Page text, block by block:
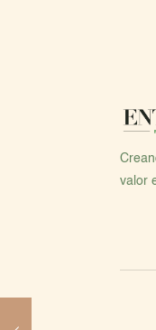
valor